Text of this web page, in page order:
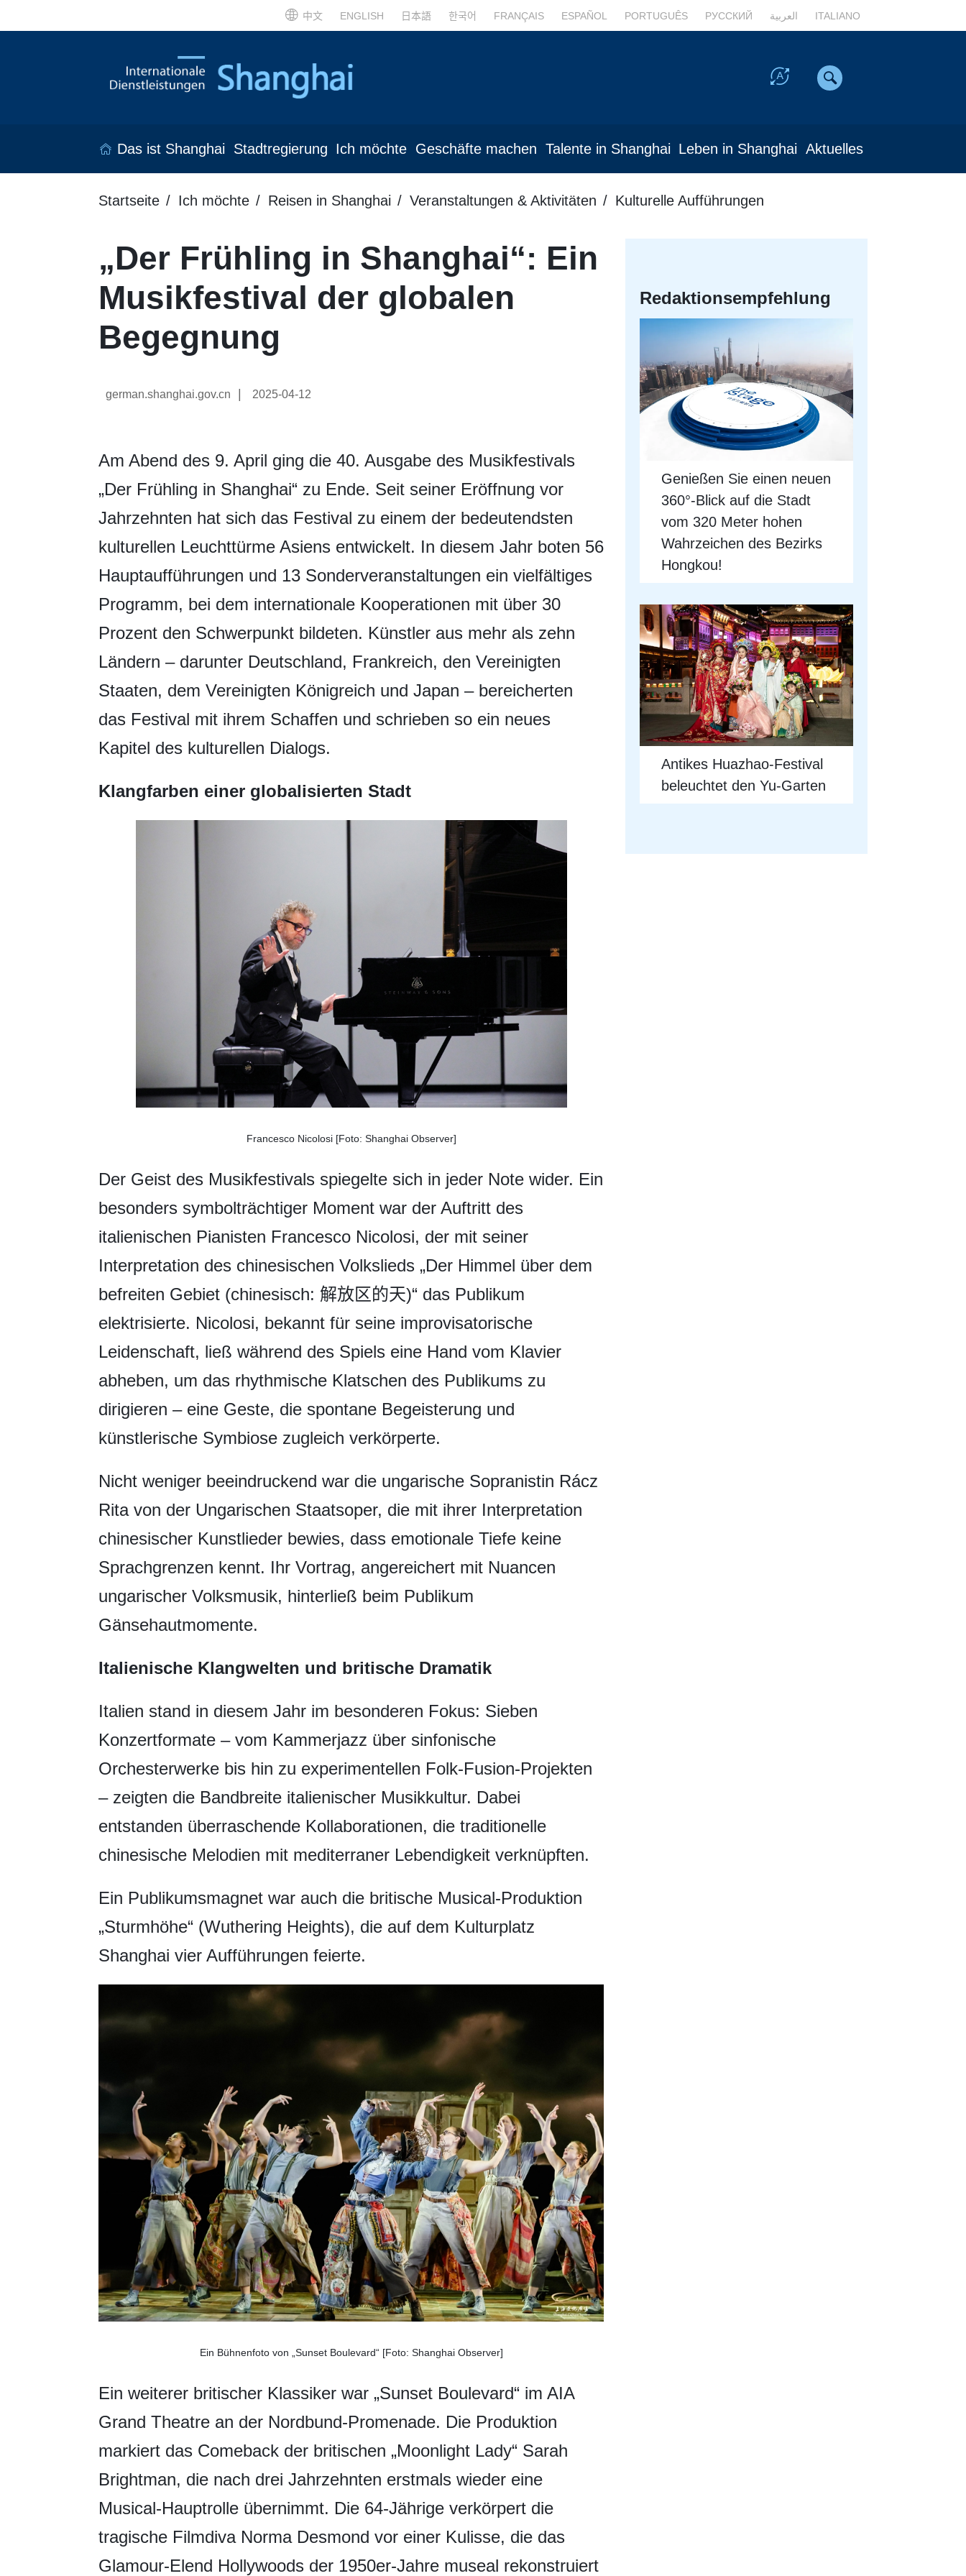
中文 ENGLISH 日本語 한국어 FRANÇAIS ESPAÑOL PORTUGUÊS РУССКИЙ العربية ITALIANO
Das ist Shanghai Stadtregierung Ich möchte Geschäfte machen Talente in Shanghai Leben in Shanghai Aktuelles
Startseite Ich möchte Reisen in Shanghai Veranstaltungen & Aktivitäten Kulturelle Aufführungen
„Der Frühling in Shanghai“: Ein
Musikfestival der globalen
Begegnung
german.shanghai.gov.cn 2025-04-12
Am Abend des 9. April ging die 40. Ausgabe des Musikfestivals
„Der Frühling in Shanghai“ zu Ende. Seit seiner Eröffnung vor
Jahrzehnten hat sich das Festival zu einem der bedeutendsten
kulturellen Leuchttürme Asiens entwickelt. In diesem Jahr boten 56
Hauptaufführungen und 13 Sonderveranstaltungen ein vielfältiges
Programm, bei dem internationale Kooperationen mit über 30
Prozent den Schwerpunkt bildeten. Künstler aus mehr als zehn
Ländern – darunter Deutschland, Frankreich, den Vereinigten
Staaten, dem Vereinigten Königreich und Japan – bereicherten
das Festival mit ihrem Schaffen und schrieben so ein neues
Kapitel des kulturellen Dialogs.
Klangfarben einer globalisierten Stadt
Francesco Nicolosi [Foto: Shanghai Observer]
Der Geist des Musikfestivals spiegelte sich in jeder Note wider. Ein
besonders symbolträchtiger Moment war der Auftritt des
italienischen Pianisten Francesco Nicolosi, der mit seiner
Interpretation des chinesischen Volkslieds „Der Himmel über dem
befreiten Gebiet (chinesisch: 解放区的天)“ das Publikum
elektrisierte. Nicolosi, bekannt für seine improvisatorische
Leidenschaft, ließ während des Spiels eine Hand vom Klavier
abheben, um das rhythmische Klatschen des Publikums zu
dirigieren – eine Geste, die spontane Begeisterung und
künstlerische Symbiose zugleich verkörperte.
Nicht weniger beeindruckend war die ungarische Sopranistin Rácz
Rita von der Ungarischen Staatsoper, die mit ihrer Interpretation
chinesischer Kunstlieder bewies, dass emotionale Tiefe keine
Sprachgrenzen kennt. Ihr Vortrag, angereichert mit Nuancen
ungarischer Volksmusik, hinterließ beim Publikum
Gänsehautmomente.
Italienische Klangwelten und britische Dramatik
Italien stand in diesem Jahr im besonderen Fokus: Sieben
Konzertformate – vom Kammerjazz über sinfonische
Orchesterwerke bis hin zu experimentellen Folk-Fusion-Projekten
– zeigten die Bandbreite italienischer Musikkultur. Dabei
entstanden überraschende Kollaborationen, die traditionelle
chinesische Melodien mit mediterraner Lebendigkeit verknüpften.
Ein Publikumsmagnet war auch die britische Musical-Produktion
„Sturmhöhe“ (Wuthering Heights), die auf dem Kulturplatz
Shanghai vier Aufführungen feierte.
Ein Bühnenfoto von „Sunset Boulevard“ [Foto: Shanghai Observer]
Ein weiterer britischer Klassiker war „Sunset Boulevard“ im AIA
Grand Theatre an der Nordbund-Promenade. Die Produktion
markiert das Comeback der britischen „Moonlight Lady“ Sarah
Brightman, die nach drei Jahrzehnten erstmals wieder eine
Musical-Hauptrolle übernimmt. Die 64-Jährige verkörpert die
tragische Filmdiva Norma Desmond vor einer Kulisse, die das
Glamour-Elend Hollywoods der 1950er-Jahre museal rekonstruiert
Redaktionsempfehlung
Genießen Sie einen neuen
360°-Blick auf die Stadt
vom 320 Meter hohen
Wahrzeichen des Bezirks
Hongkou!
Antikes Huazhao-Festival
beleuchtet den Yu-Garten